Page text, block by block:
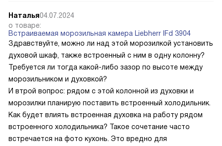
Наталья04.07.2024
о товаре:
Встраиваемая морозильная камера Liebherr IFd 3904
Здравствуйте, можно ли над этой морозилкой установить
духовой шкаф, также встроенный с ним в одну колонну?
Требуется ли тогда какой-либо зазор по высоте между
морозильником и духовкой?
И втрой вопрос: рядом с этой колонной из духовки и
морозилки планирую поставить встроенный холодильник.
Как будет влиять встроенная духовка на работу рядом
встроенного холодильника? Такое сочетание часто
встречается на фото кухонь. Это вредно для